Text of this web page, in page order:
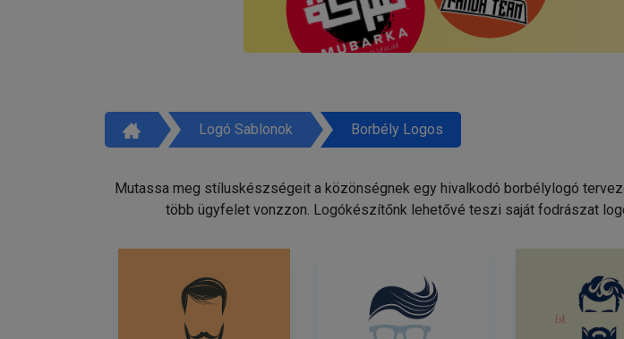
Logó Sablonok Borbély Logos
Mutassa meg stíluskészségeit a közönségnek egy hivalkodó borbélylogó
több ügyfelet vonzzon. Logókészítőnk lehetővé teszi saját fodrászat